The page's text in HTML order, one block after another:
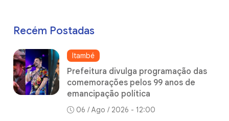
Recém Postadas
Itambé
Prefeitura divulga programação das
comemorações pelos 99 anos de
emancipação política
06 / Ago / 2026 - 12:00